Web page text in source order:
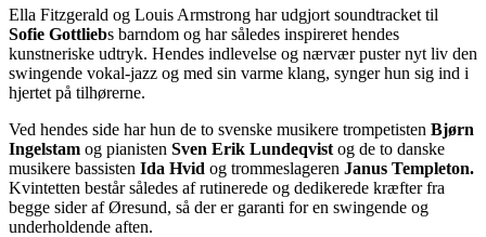
Ella Fitzgerald og Louis Armstrong har udgjort soundtracket til
Sofie Gottliebs barndom og har således inspireret hendes
kunstneriske udtryk. Hendes indlevelse og nærvær puster nyt liv den
swingende vokal-jazz og med sin varme klang, synger hun sig ind i
hjertet på tilhørerne.
Ved hendes side har hun de to svenske musikere trompetisten Bjørn
Ingelstam og pianisten Sven Erik Lundeqvist og de to danske
musikere bassisten Ida Hvid og trommeslageren Janus Templeton.
Kvintetten består således af rutinerede og dedikerede kræfter fra
begge sider af Øresund, så der er garanti for en swingende og
underholdende aften.